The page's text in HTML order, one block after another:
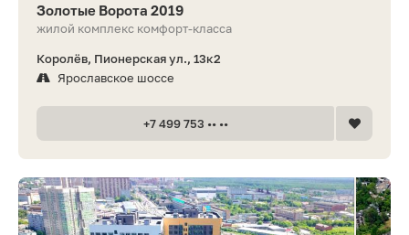
Золотые Ворота 2019
жилой комплекс комфорт-класса
Королёв, Пионерская ул., 13к2
Ярославское шоссе
+7 499 753 •• ••